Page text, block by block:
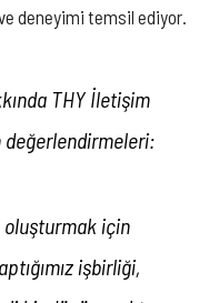
deneyimi temsil ediyor.
THY İletişim
değerlendirmeleri:
oluşturmak için
işbirliği,